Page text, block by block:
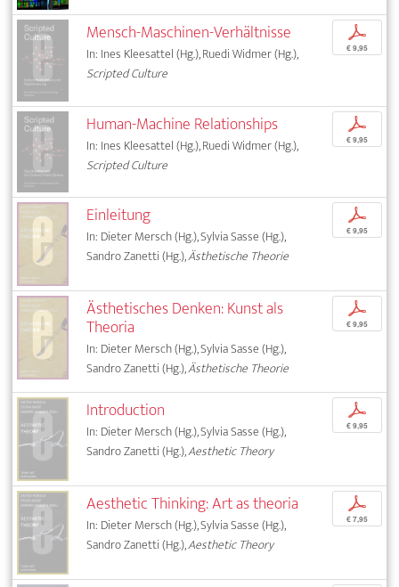
Mensch-Maschinen-Verhältnisse
In: Ines Kleesattel (Hg.), Ruedi Widmer (Hg.),
Scripted Culture
p
€ 9,95
Human-Machine Relationships
In: Ines Kleesattel (Hg.), Ruedi Widmer (Hg.),
Scripted Culture
p
€ 9,95
Einleitung
In: Dieter Mersch (Hg.), Sylvia Sasse (Hg.),
Sandro Zanetti (Hg.),Ästhetische Theorie
p
€ 9,95
Ästhetisches Denken: Kunst als
Theoria
In: Dieter Mersch (Hg.), Sylvia Sasse (Hg.),
Sandro Zanetti (Hg.),Ästhetische Theorie
p
€ 9,95
Introduction
In: Dieter Mersch (Hg.), Sylvia Sasse (Hg.),
Sandro Zanetti (Hg.),Aesthetic Theory
p
€ 9,95
Aesthetic Thinking: Art as theoria
In: Dieter Mersch (Hg.), Sylvia Sasse (Hg.),
Sandro Zanetti (Hg.),Aesthetic Theory
p
€ 7,95